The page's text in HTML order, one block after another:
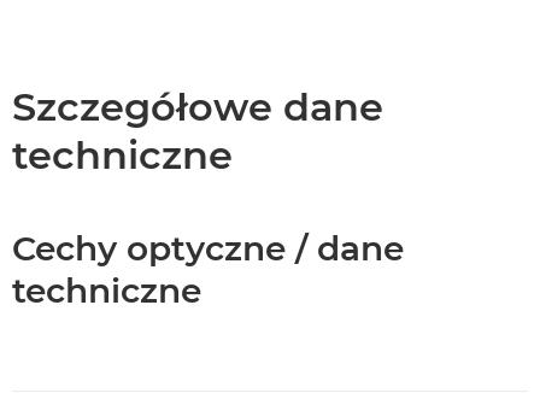
Szczegółowe dane
techniczne
Cechy optyczne / dane
techniczne